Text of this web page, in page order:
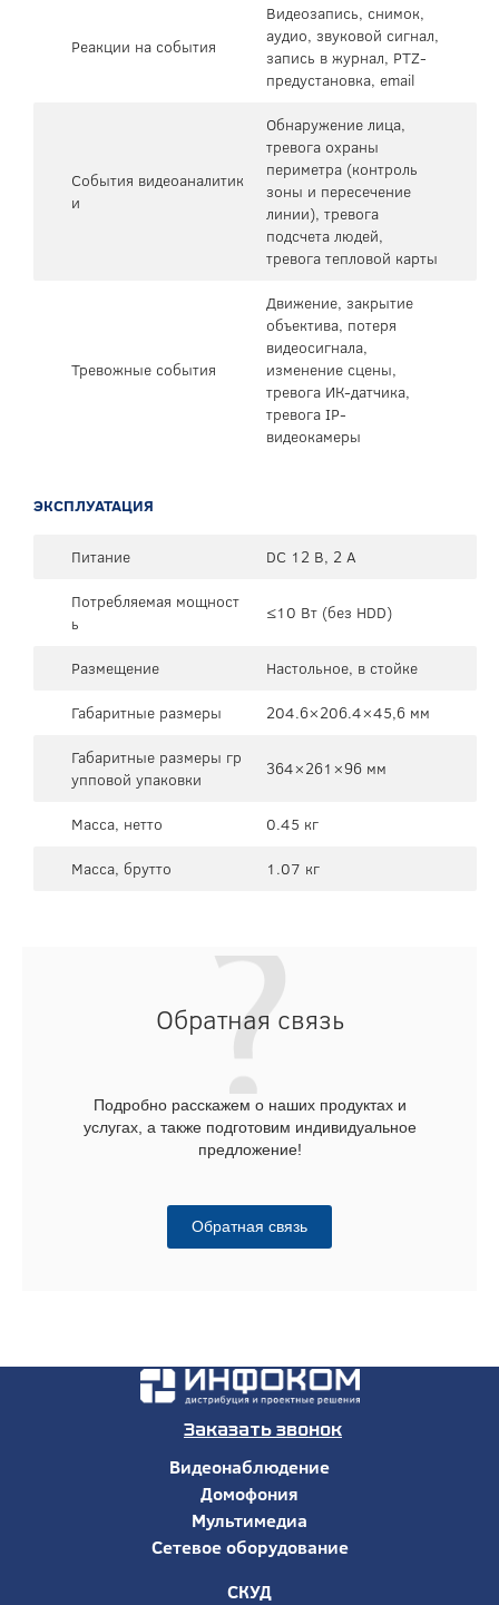
Реакции на события
Видеозапись, снимок,
аудио, звуковой сигнал,
запись в журнал, PTZ-
предустановка, email
События видеоаналитик
и
Обнаружение лица,
тревога охраны
периметра (контроль
зоны и пересечение
линии), тревога
подсчета людей,
тревога тепловой карты
Тревожные события
Движение, закрытие
объектива, потеря
видеосигнала,
изменение сцены,
тревога ИК-датчика,
тревога IP-
видеокамеры
ЭКСПЛУАТАЦИЯ
Питание
DC 12 В, 2 А
Потребляемая мощност
ь
≤10 Вт (без HDD)
Размещение
Настольное, в стойке
Габаритные размеры
204.6×206.4×45,6 мм
Габаритные размеры гр
упповой упаковки
364×261×96 мм
Масса, нетто
0.45 кг
Масса, брутто
1.07 кг
Обратная связь
Подробно расскажем о наших продуктах и
услугах, а также подготовим индивидуальное
предложение!
Обратная связь
Заказать звонок
Видеонаблюдение
Домофония
Мультимедиа
Сетевое оборудование
СКУД